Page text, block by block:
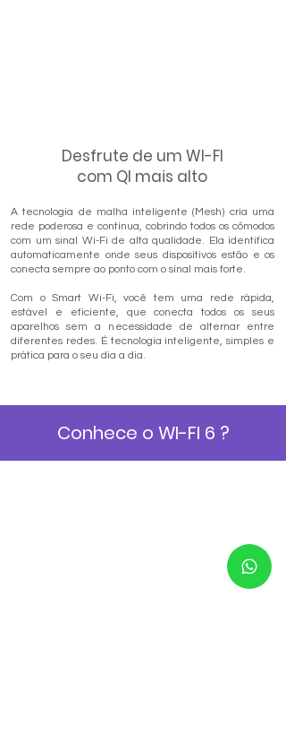
Desfrute de um WI-FI
com QI mais alto
A tecnologia de malha inteligente (Mesh) cria uma
rede poderosa e contínua, cobrindo todos os cômodos
com um sinal Wi-Fi de alta qualidade. Ela identifica
automaticamente onde seus dispositivos estão e os
conecta sempre ao ponto com o sinal mais forte.
Com o Smart Wi-Fi, você tem uma rede rápida,
estável e eficiente, que conecta todos os seus
aparelhos sem a necessidade de alternar entre
diferentes redes. É tecnologia inteligente, simples e
prática para o seu dia a dia.
Conhece o WI-FI 6 ?